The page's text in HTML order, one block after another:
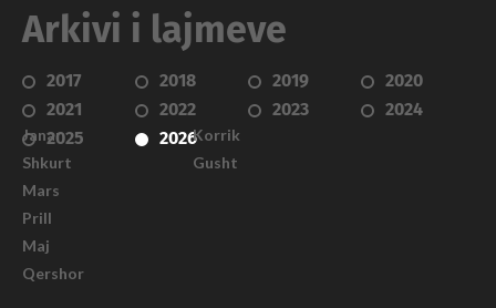
Arkivi i lajmeve
2017 2018 2019
2020
2021
2022 2023
2024
2025
2026
Janar
Shkurt
Mars
Prill
Maj
Qershor
Korrik
Gusht